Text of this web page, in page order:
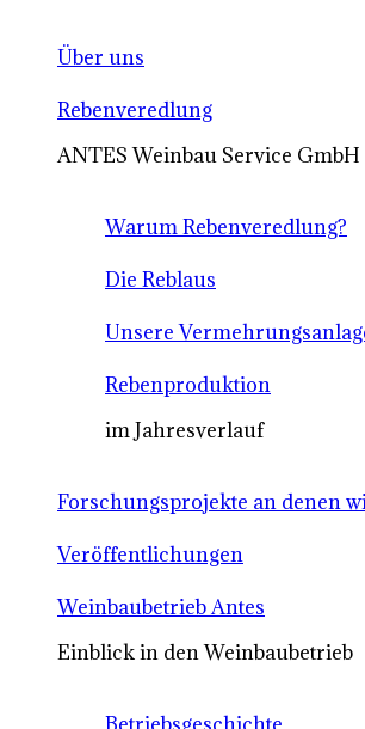
Über uns
Rebenveredlung
ANTES Weinbau Service GmbH
Warum Rebenveredlung?
Die Reblaus
Unsere
Rebenproduktion
im Jahresverlauf
Forschungsprojekte an denen
Veröffentlichungen
Weinbaubetrieb Antes
Einblick in den Weinbaubetrieb